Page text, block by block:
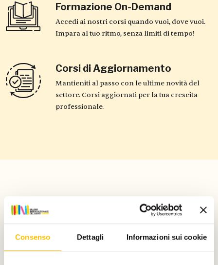
Consenso Dettagli Informazioni sui cookie
Formazione On-Demand
Accedi ai nostri corsi quando vuoi, dove vuoi.
Impara al tuo ritmo, senza limiti di tempo!
Corsi di Aggiornamento
Mantieniti al passo con le ultime novità del
settore. Corsi aggiornati per la tua crescita
professionale.
I corsi